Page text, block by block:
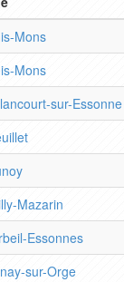
Mons
Mons
sur-Essonne
Mazarin
Essonnes
sur-Orge